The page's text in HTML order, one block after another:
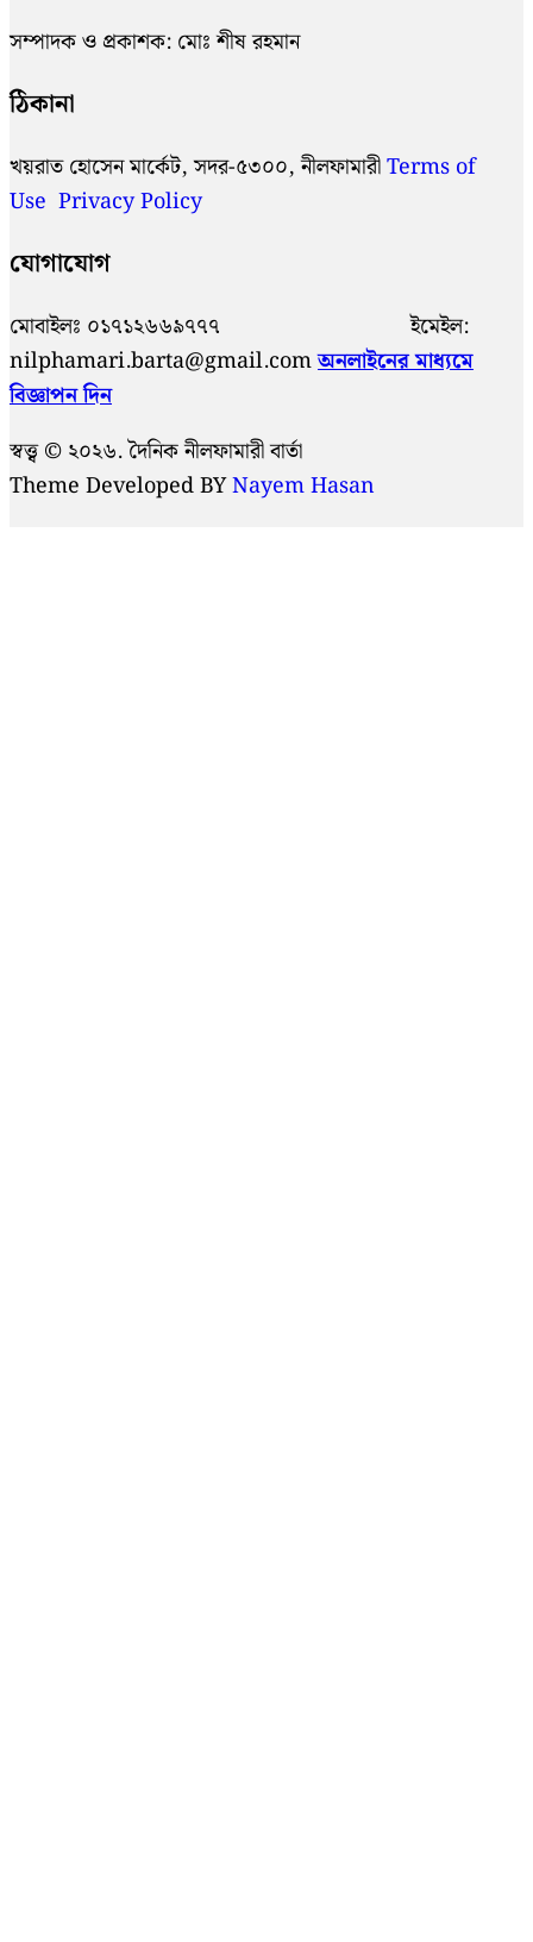
সম্পাদক ও প্রকাশক: মোঃ শীষ রহমান
ঠিকানা
খয়রাত হোসেন মার্কেট, সদর-৫৩০০, নীলফামারীTerms of
Use Privacy Policy
যোগাযোগ
মোবাইলঃ ০১৭১২৬৬৯৭৭৭ ইমেইল:
nilphamari.barta@gmail.comঅনলাইনের মাধ্যমে
বিজ্ঞাপন দিন
স্বত্ত্ব © ২০২৬. দৈনিক নীলফামারী বার্তা
Theme Developed BYNayem Hasan